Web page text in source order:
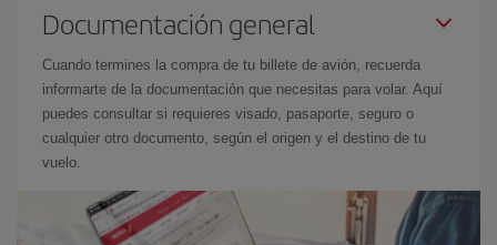
Documentación general
Cuando termines la compra de tu billete de avión, recuerda
informarte de la documentación que necesitas para volar. Aquí
puedes consultar si requieres visado, pasaporte, seguro o
cualquier otro documento, según el origen y el destino de tu
vuelo.